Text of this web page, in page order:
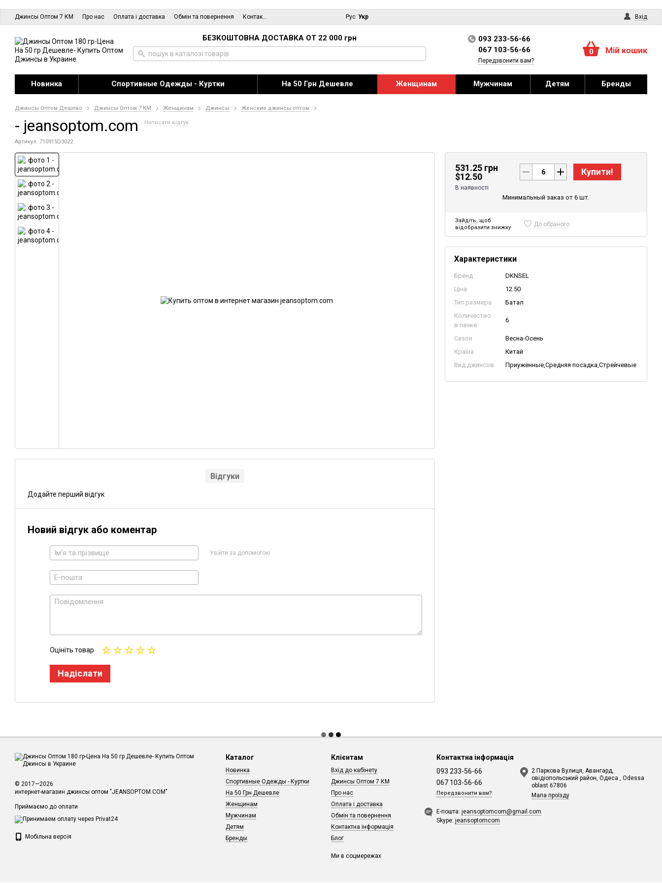
Джинсы Оптом 7 КМ Про нас Оплата і доставка Обмін та повернення Контактна інформація Вхід
Рус Укр
БЕЗКОШТОВНА ДОСТАВКА ОТ 22 000 грн
093 233-56-66
067 103-56-66
Передзвонити вам?
0 Мій кошик
Новинка Спортивные Одежды - Куртки На 50 Грн Дешевле Женщинам Мужчинам Детям Бренды
Джинсы Оптом Дешево Джинсы Оптом 7 КМ Женщинам Джинсы Женские джинсы оптом
- jeansoptom.com Написати відгук
Артикул: 710915D3022
Відгуки
Додайте перший відгук
Новий відгук або коментар
Увійти за допомогою
Оцініть товар
Надіслати
531.25 грн
$12.50
В наявності
Купити!
Минимальный заказ от 6 шт.
Зайдіть, щоб
відобразити знижку
До обраного
Характеристики
Бренд
DKNSEL
Ціна
12.50
Тип размера
Батал
Количество
в пачке
6
Сезон
Весна-Осень
Країна
Китай
Вид джинсов
Приуженные,Средняя посадка,Стрейчевые
© 2017—2026
интернет-магазин джинсы оптом "JEANSOPTOM.COM"
Приймаємо до оплати
Мобільна версія
Каталог
Новинка
Спортивные Одежды - Куртки
На 50 Грн Дешевле
Женщинам
Мужчинам
Детям
Бренды
Клієнтам
Вхід до кабінету
Джинсы Оптом 7 КМ
Про нас
Оплата і доставка
Обмін та повернення
Контактна інформація
Блог
Ми в соцмережах
Контактна інформація
093 233-56-66
067 103-56-66
Передзвонити вам?
2 Паркова Вулиця, Авангард,
овідіопольський район, Одеса , Odessa
oblast 67806
Мапа проїзду
Е-пошта:jeansoptomcom@gmail.com
Skype:jeansoptomcom